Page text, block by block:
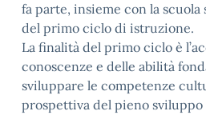
fa parte, insieme con la
del primo ciclo di istruzione.
La finalità del primo ciclo è
conoscenze e delle abilità
sviluppare le competenze
prospettiva del pieno sviluppo